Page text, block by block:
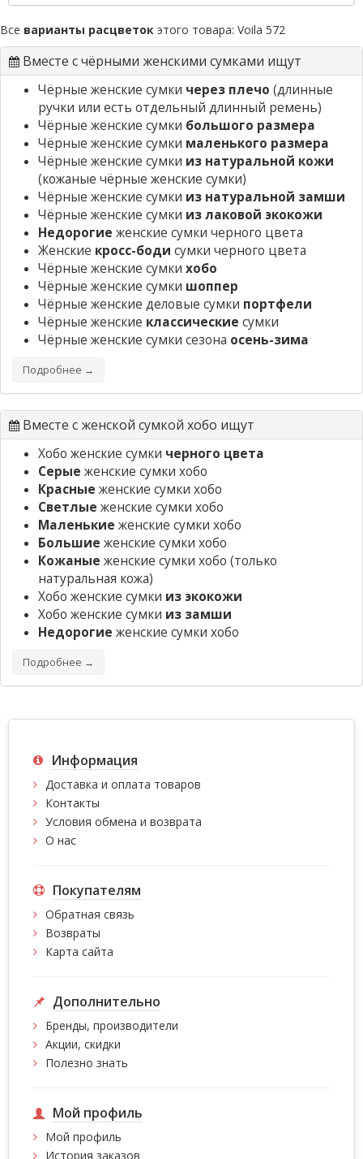
Все варианты расцветок этого товара: Voila 572
Вместе с чёрными женскими сумками ищут
Чёрные женские сумки через плечо (длинные
ручки или есть отдельный длинный ремень)
Чёрные женские сумки большого размера
Чёрные женские сумки маленького размера
Чёрные женские сумки из натуральной кожи
(кожаные чёрные женские сумки)
Чёрные женские сумки из натуральной замши
Чёрные женские сумки из лаковой экокожи
Недорогие женские сумки черного цвета
Женские кросс-боди сумки черного цвета
Чёрные женские сумки хобо
Чёрные женские сумки шоппер
Чёрные женские деловые сумки портфели
Чёрные женские классические сумки
Чёрные женские сумки сезона осень-зима
Подробнее →
Вместе с женской сумкой хобо ищут
Хобо женские сумки черного цвета
Серые женские сумки хобо
Красные женские сумки хобо
Светлые женские сумки хобо
Маленькие женские сумки хобо
Большие женские сумки хобо
Кожаные женские сумки хобо (только
натуральная кожа)
Хобо женские сумки из экокожи
Хобо женские сумки из замши
Недорогие женские сумки хобо
Подробнее →
Информация
Доставка и оплата товаров
Контакты
Условия обмена и возврата
О нас
Покупателям
Обратная связь
Возвраты
Карта сайта
Дополнительно
Бренды, производители
Акции, скидки
Полезно знать
Мой профиль
Мой профиль
История заказов